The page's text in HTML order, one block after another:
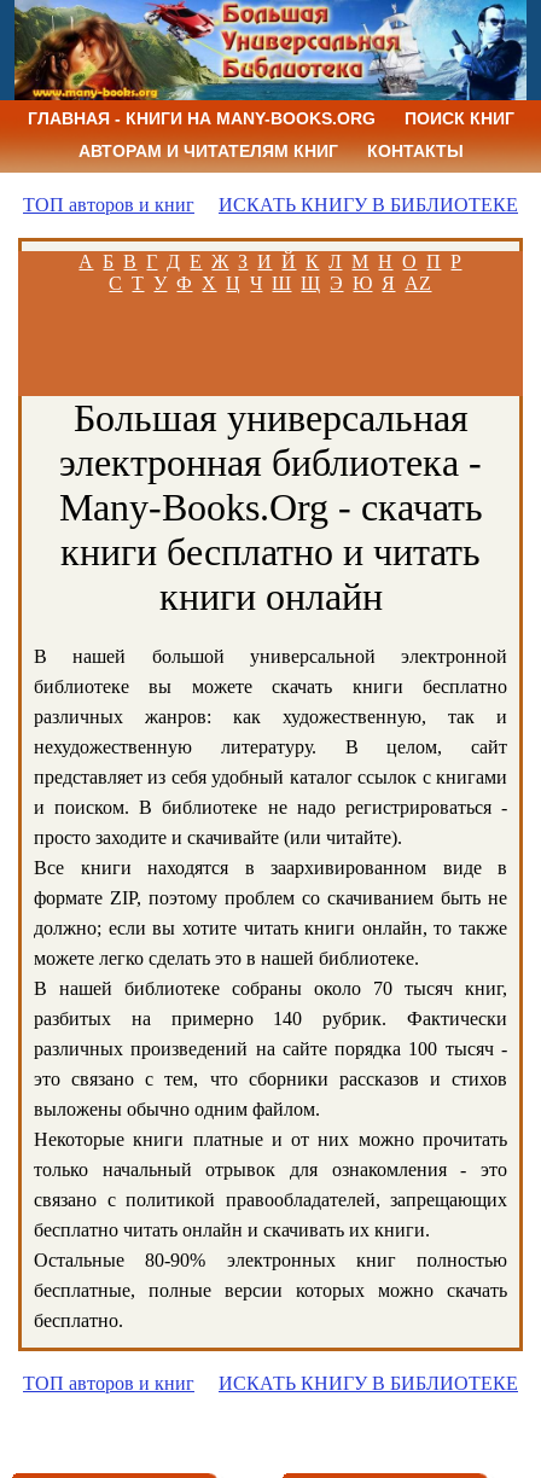
ГЛАВНАЯ - КНИГИ НА MANY-BOOKS.ORG
ПОИСК КНИГ
АВТОРАМ И ЧИТАТЕЛЯМ КНИГ
КОНТАКТЫ
ТОП авторов и книг ИСКАТЬ КНИГУ В БИБЛИОТЕКЕ
А Б В Г Д Е Ж З И Й К Л М Н О П Р
С Т У Ф Х Ц Ч Ш Щ Э Ю Я AZ
Большая универсальная
электронная библиотека -
Many-Books.Org - скачать
книги бесплатно и читать
книги онлайн
В нашей большой универсальной электронной
библиотеке вы можете скачать книги бесплатно
различных жанров: как художественную, так и
нехудожественную литературу. В целом, сайт
представляет из себя удобный каталог ссылок с книгами
и поиском. В библиотеке не надо регистрироваться -
просто заходите и скачивайте (или читайте).
Все книги находятся в заархивированном виде в
формате ZIP, поэтому проблем со скачиванием быть не
должно; если вы хотите читать книги онлайн, то также
можете легко сделать это в нашей библиотеке.
В нашей библиотеке собраны около 70 тысяч книг,
разбитых на примерно 140 рубрик. Фактически
различных произведений на сайте порядка 100 тысяч -
это связано с тем, что сборники рассказов и стихов
выложены обычно одним файлом.
Некоторые книги платные и от них можно прочитать
только начальный отрывок для ознакомления - это
связано с политикой правообладателей, запрещающих
бесплатно читать онлайн и скачивать их книги.
Остальные 80-90% электронных книг полностью
бесплатные, полные версии которых можно скачать
бесплатно.
ТОП авторов и книг ИСКАТЬ КНИГУ В БИБЛИОТЕКЕ